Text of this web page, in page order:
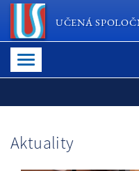
UČENÁ
Aktuality